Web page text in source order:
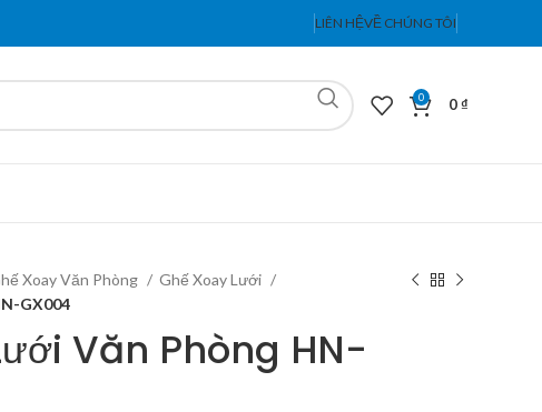
LIÊN HỆVỀ CHÚNG TÔI
0 0₫
Xoay Văn Phòng
Ghế Xoay Lưới
GX004
Văn Phòng HN-